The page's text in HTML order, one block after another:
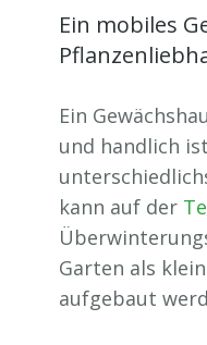
Ein mobiles
Ein
und handlich
kann auf der
Garten als
aufgebaut